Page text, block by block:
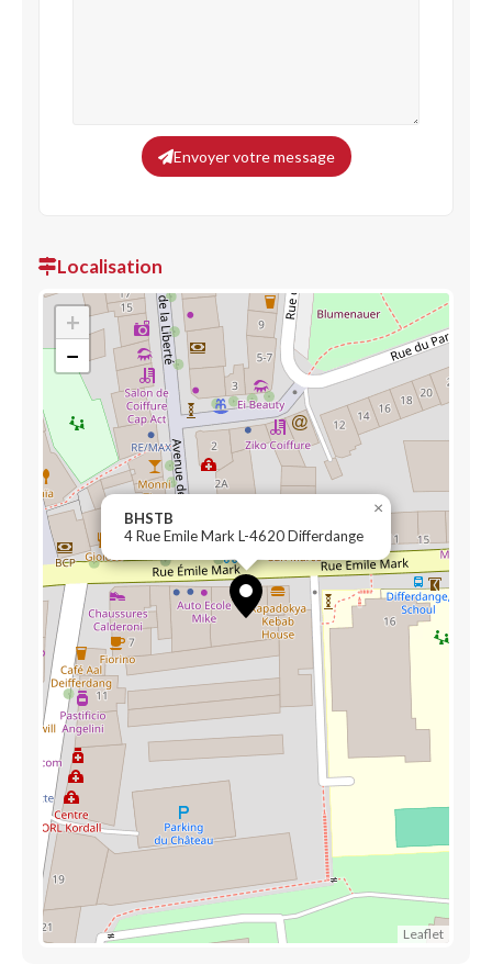
Envoyer votre message
Localisation
BHSTB
4 Rue Emile Mark L-4620 Differdange
×
+
−
Leaflet